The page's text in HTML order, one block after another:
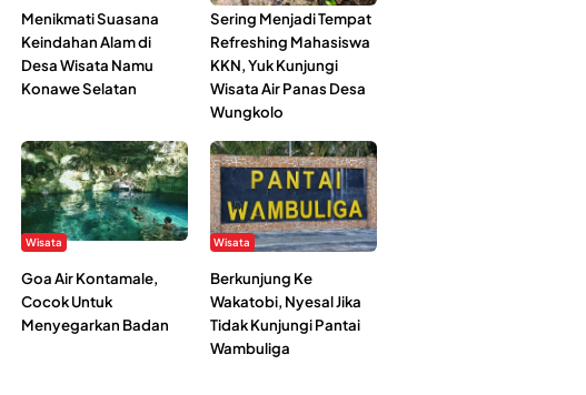
Menikmati Suasana
Keindahan Alam di
Desa Wisata Namu
Konawe Selatan
Sering Menjadi Tempat
Refreshing Mahasiswa
KKN, Yuk Kunjungi
Wisata Air Panas Desa
Wungkolo
Wisata
Goa Air Kontamale,
Cocok Untuk
Menyegarkan Badan
Wisata
Berkunjung Ke
Wakatobi, Nyesal Jika
Tidak Kunjungi Pantai
Wambuliga